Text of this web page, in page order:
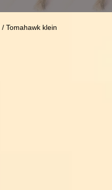
/ Tomahawk klein